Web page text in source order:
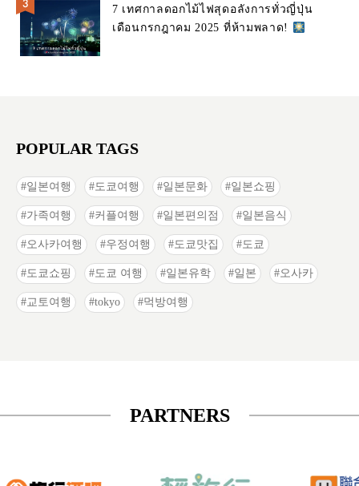
7 เทศกาลดอกไม้ไฟสุดอลังการทั่วญี่ปุ่น
เดือนกรกฎาคม 2025 ที่ห้ามพลาด!
POPULAR TAGS
일본여행 도쿄여행 일본문화 일본쇼핑
가족여행 커플여행 일본편의점 일본음식
오사카여행 우정여행 도쿄맛집 도쿄
도쿄쇼핑 도쿄 여행 일본유학 일본 오사카
교토여행 tokyo 먹방여행
PARTNERS